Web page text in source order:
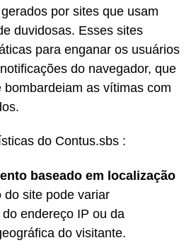
por sites que usam
duvidosas. Esses sites
para enganar os usuários
do navegador, que
bombardeiam as vítimas com
do Contus.sbs :
baseado em localização
do site pode variar
endereço IP ou da
do visitante.